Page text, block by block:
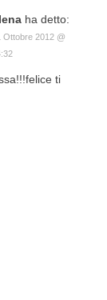
ha detto:
Ottobre 2012 @
ti